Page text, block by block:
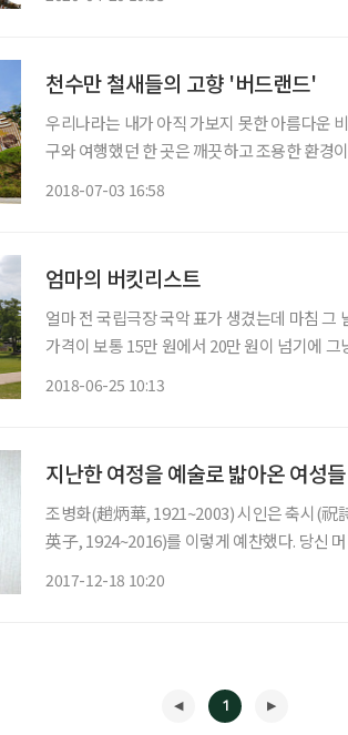
천수만 철새들의 고향 '버드랜드'
우리나라는 내가 아직 가보지 못한 아름다운
구와 여행했던 한 곳은 깨끗하고 조용한 환경
2018-07-03 16:58
엄마의 버킷리스트
얼마 전 국립극장 국악 표가 생겼는데 마침 그
가격이 보통 15만 원에서 20만 원이 넘기에
2018-06-25 10:13
지난한 여정을 예술로 밟아온 여성들
조병화(趙炳華, 1921~2003) 시인은 축시(祝
英子, 1924~2016)를 이렇게 예찬했다. 당신 머리엔 조물주로부터 위탁받은 창조물로 가득하
2017-12-18 10:20
1